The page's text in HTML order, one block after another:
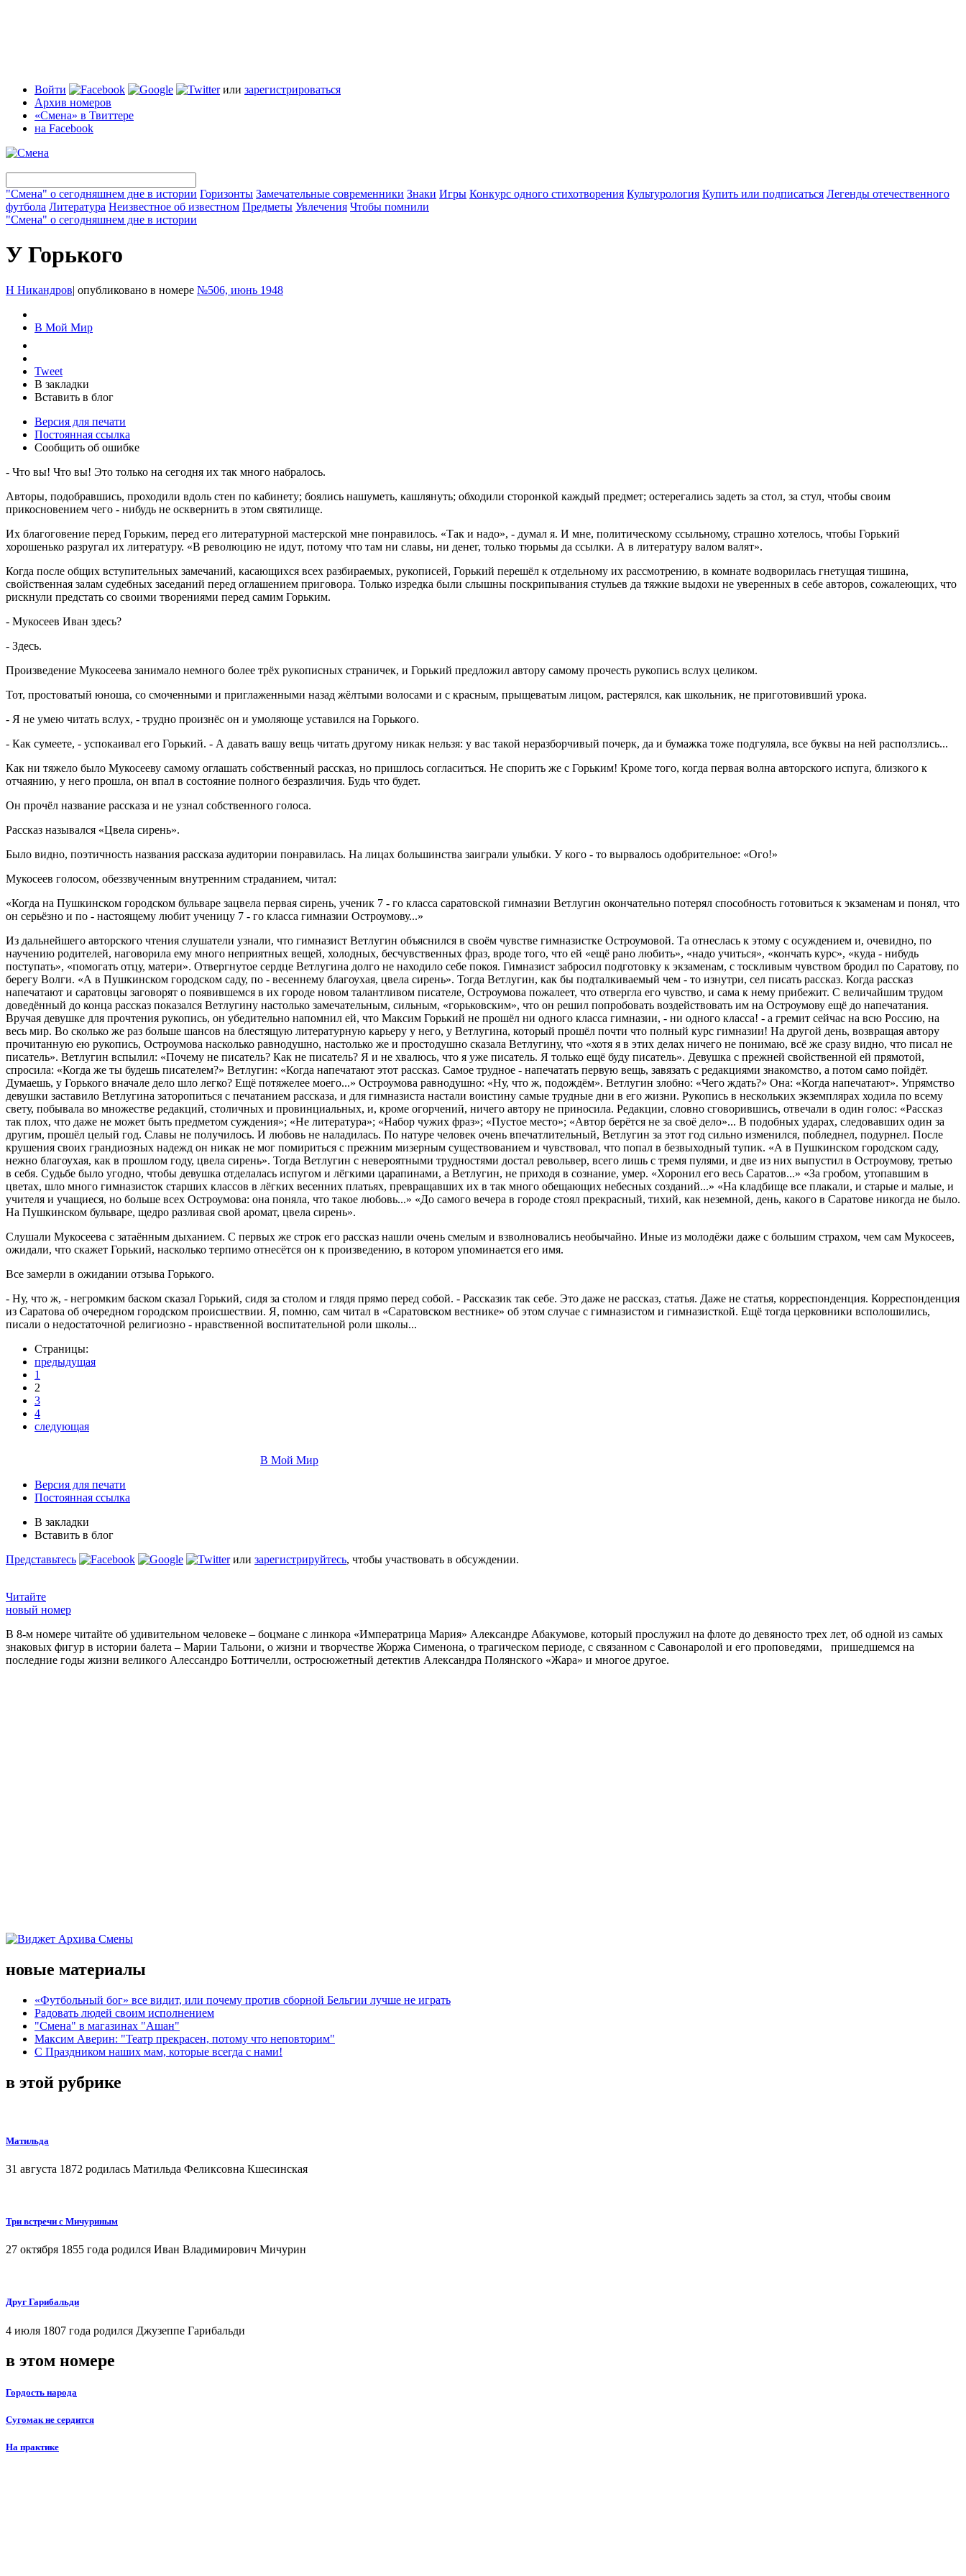
Войти или зарегистрироваться
Архив номеров
«Смена» в Твиттере
на Facebook
"Смена" о сегодняшнем дне в истории Горизонты Замечательные современники Знаки Игры Конкурс одного стихотворения Культурология Купить или подписаться Легенды отечественного
футбола Литература Неизвестное об известном Предметы Увлечения Чтобы помнили
"Смена" о сегодняшнем дне в истории
У Горького
Н Никандров| опубликовано в номере №506, июнь 1948
В Мой Мир
Tweet
В закладки
Вставить в блог
Версия для печати
Постоянная ссылка
Сообщить об ошибке
- Что вы! Что вы! Это только на сегодня их так много набралось.
Авторы, подобравшись, проходили вдоль стен по кабинету; боялись нашуметь, кашлянуть; обходили сторонкой каждый предмет; остерегались задеть за стол, за стул, чтобы своим
прикосновением чего - нибудь не осквернить в этом святилище.
Их благоговение перед Горьким, перед его литературной мастерской мне понравилось. «Так и надо», - думал я. И мне, политическому ссыльному, страшно хотелось, чтобы Горький
хорошенько разругал их литературу. «В революцию не идут, потому что там ни славы, ни денег, только тюрьмы да ссылки. А в литературу валом валят».
Когда после общих вступительных замечаний, касающихся всех разбираемых, рукописей, Горький перешёл к отдельному их рассмотрению, в комнате водворилась гнетущая тишина,
свойственная залам судебных заседаний перед оглашением приговора. Только изредка были слышны поскрипывания стульев да тяжкие выдохи не уверенных в себе авторов, сожалеющих, что
рискнули предстать со своими творениями перед самим Горьким.
- Мукосеев Иван здесь?
- Здесь.
Произведение Мукосеева занимало немного более трёх рукописных страничек, и Горький предложил автору самому прочесть рукопись вслух целиком.
Тот, простоватый юноша, со смоченными и приглаженными назад жёлтыми волосами и с красным, прыщеватым лицом, растерялся, как школьник, не приготовивший урока.
- Я не умею читать вслух, - трудно произнёс он и умоляюще уставился на Горького.
- Как сумеете, - успокаивал его Горький. - А давать вашу вещь читать другому никак нельзя: у вас такой неразборчивый почерк, да и бумажка тоже подгуляла, все буквы на ней расползлись...
Как ни тяжело было Мукосееву самому оглашать собственный рассказ, но пришлось согласиться. Не спорить же с Горьким! Кроме того, когда первая волна авторского испуга, близкого к
отчаянию, у него прошла, он впал в состояние полного безразличия. Будь что будет.
Он прочёл название рассказа и не узнал собственного голоса.
Рассказ назывался «Цвела сирень».
Было видно, поэтичность названия рассказа аудитории понравилась. На лицах большинства заиграли улыбки. У кого - то вырвалось одобрительное: «Ого!»
Мукосеев голосом, обеззвученным внутренним страданием, читал:
«Когда на Пушкинском городском бульваре зацвела первая сирень, ученик 7 - го класса саратовской гимназии Ветлугин окончательно потерял способность готовиться к экзаменам и понял, что
он серьёзно и по - настоящему любит ученицу 7 - го класса гимназии Остроумову...»
Из дальнейшего авторского чтения слушатели узнали, что гимназист Ветлугин объяснился в своём чувстве гимназистке Остроумовой. Та отнеслась к этому с осуждением и, очевидно, по
научению родителей, наговорила ему много неприятных вещей, холодных, бесчувственных фраз, вроде того, что ей «ещё рано любить», «надо учиться», «кончать курс», «куда - нибудь
поступать», «помогать отцу, матери». Отвергнутое сердце Ветлугина долго не находило себе покоя. Гимназист забросил подготовку к экзаменам, с тоскливым чувством бродил по Саратову, по
берегу Волги. «А в Пушкинском городском саду, по - весеннему благоухая, цвела сирень». Тогда Ветлугин, как бы подталкиваемый чем - то изнутри, сел писать рассказ. Когда рассказ
напечатают и саратовцы заговорят о появившемся в их городе новом талантливом писателе, Остроумова пожалеет, что отвергла его чувство, и сама к нему прибежит. С величайшим трудом
доведённый до конца рассказ показался Ветлугину настолько замечательным, сильным, «горьковским», что он решил попробовать воздействовать им на Остроумову ещё до напечатания.
Вручая девушке для прочтения рукопись, он убедительно напомнил ей, что Максим Горький не прошёл ни одного класса гимназии, - ни одного класса! - а гремит сейчас на всю Россию, на
весь мир. Во сколько же раз больше шансов на блестящую литературную карьеру у него, у Ветлугина, который прошёл почти что полный курс гимназии! На другой день, возвращая автору
прочитанную ею рукопись, Остроумова насколько равнодушно, настолько же и простодушно сказала Ветлугину, что «хотя я в этих делах ничего не понимаю, всё же сразу видно, что писал не
писатель». Ветлугин вспылил: «Почему не писатель? Как не писатель? Я и не хвалюсь, что я уже писатель. Я только ещё буду писатель». Девушка с прежней свойственной ей прямотой,
спросила: «Когда же ты будешь писателем?» Ветлугин: «Когда напечатают этот рассказ. Самое трудное - напечатать первую вещь, завязать с редакциями знакомство, а потом само пойдёт.
Думаешь, у Горького вначале дело шло легко? Ещё потяжелее моего...» Остроумова равнодушно: «Ну, что ж, подождём». Ветлугин злобно: «Чего ждать?» Она: «Когда напечатают». Упрямство
девушки заставило Ветлугина заторопиться с печатанием рассказа, и для гимназиста настали воистину самые трудные дни в его жизни. Рукопись в нескольких экземплярах ходила по всему
свету, побывала во множестве редакций, столичных и провинциальных, и, кроме огорчений, ничего автору не приносила. Редакции, словно сговорившись, отвечали в один голос: «Рассказ
так плох, что даже не может быть предметом суждения»; «Не литература»; «Набор чужих фраз»; «Пустое место»; «Автор берётся не за своё дело»... В подобных ударах, следовавших один за
другим, прошёл целый год. Славы не получилось. И любовь не наладилась. По натуре человек очень впечатлительный, Ветлугин за этот год сильно изменился, побледнел, подурнел. После
крушения своих грандиозных надежд он никак не мог помириться с прежним мизерным существованием и чувствовал, что попал в безвыходный тупик. «А в Пушкинском городском саду,
нежно благоухая, как в прошлом году, цвела сирень». Тогда Ветлугин с невероятными трудностями достал револьвер, всего лишь с тремя пулями, и две из них выпустил в Остроумову, третью
в себя. Судьбе было угодно, чтобы девушка отделалась испугом и лёгкими царапинами, а Ветлугин, не приходя в сознание, умер. «Хоронил его весь Саратов...» «За гробом, утопавшим в
цветах, шло много гимназисток старших классов в лёгких весенних платьях, превращавших их в так много обещающих небесных созданий...» «На кладбище все плакали, и старые и малые, и
учителя и учащиеся, но больше всех Остроумова: она поняла, что такое любовь...» «До самого вечера в городе стоял прекрасный, тихий, как неземной, день, какого в Саратове никогда не было.
На Пушкинском бульваре, щедро разливая свой аромат, цвела сирень».
Слушали Мукосеева с затаённым дыханием. С первых же строк его рассказ нашли очень смелым и взволновались необычайно. Иные из молодёжи даже с большим страхом, чем сам Мукосеев,
ожидали, что скажет Горький, насколько терпимо отнесётся он к произведению, в котором упоминается его имя.
Все замерли в ожидании отзыва Горького.
- Ну, что ж, - негромким баском сказал Горький, сидя за столом и глядя прямо перед собой. - Рассказик так себе. Это даже не рассказ, статья. Даже не статья, корреспонденция. Корреспонденция
из Саратова об очередном городском происшествии. Я, помню, сам читал в «Саратовском вестнике» об этом случае с гимназистом и гимназисткой. Ещё тогда церковники всполошились,
писали о недостаточной религиозно - нравственной воспитательной роли школы...
Страницы:
предыдущая
1
2
3
4
следующая
В Мой Мир
Версия для печати
Постоянная ссылка
В закладки
Вставить в блог
Представьтесь
или зарегистрируйтесь, чтобы участвовать в обсуждении.
Читайте
новый номер
В 8-м номере читайте об удивительном человеке – боцмане с линкора «Императрица Мария» Александре Абакумове, который прослужил на флоте до девяносто трех лет, об одной из самых
знаковых фигур в истории балета – Марии Тальони, о жизни и творчестве Жоржа Сименона, о трагическом периоде, с связанном с Савонаролой и его проповедями, пришедшемся на
последние годы жизни великого Алессандро Боттичелли, остросюжетный детектив Александра Полянского «Жара» и многое другое.
новые материалы
«Футбольный бог» все видит, или почему против сборной Бельгии лучше не играть
Радовать людей своим исполнением
"Смена" в магазинах "Ашан"
Максим Аверин: "Театр прекрасен, потому что неповторим"
С Праздником наших мам, которые всегда с нами!
в этой рубрике
Матильда
31 августа 1872 родилась Матильда Феликсовна Кшесинская
Три встречи с Мичуриным
27 октября 1855 года родился Иван Владимирович Мичурин
Друг Гарибальди
4 июля 1807 года родился Джузеппе Гарибальди
в этом номере
Гордость народа
Сугомак не сердится
На практике